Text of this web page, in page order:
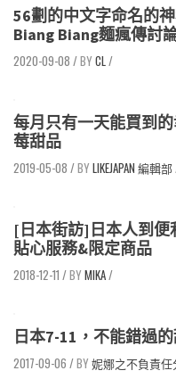
56劃的中文字命名的
Biang Biang麵瘋傳討
2020-09-08 / CL /
每月只有一天能買到
莓甜品
2019-05-08 / LIKEJAPAN 編輯部
[日本街訪]日本人到便
貼心服務&限定商品
2018-12-11 / MIKA/
日本7-11，不能錯過
2017-09-06 / 妮娜之不負責